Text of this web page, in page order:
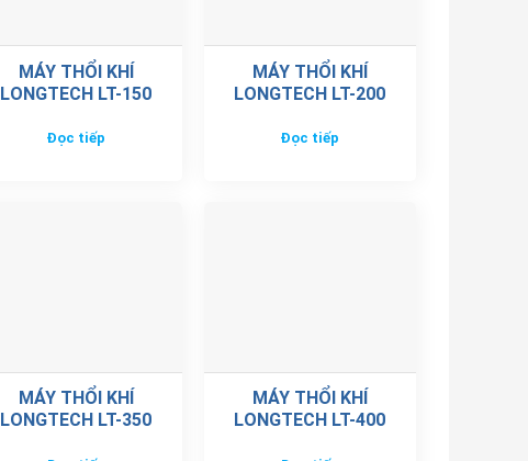
MÁY THỔI KHÍ
LONGTECH LT-150
Đọc tiếp
MÁY THỔI KHÍ
LONGTECH LT-200
Đọc tiếp
MÁY THỔI KHÍ
LONGTECH LT-350
MÁY THỔI KHÍ
LONGTECH LT-400